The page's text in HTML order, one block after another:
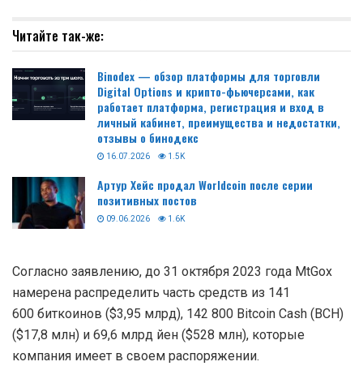
Читайте так-же:
Binodex — обзор платформы для торговли
Digital Options и крипто-фьючерсами, как
работает платформа, регистрация и вход в
личный кабинет, преимущества и недостатки,
отзывы о бинодекс
16.07.2026 1.5K
Артур Хейс продал Worldcoin после серии
позитивных постов
09.06.2026 1.6K
Согласно заявлению, до 31 октября 2023 года MtGox
намерена распределить часть средств из 141
600 биткоинов ($3,95 млрд), 142 800 Bitcoin Cash (BCH)
($17,8 млн) и 69,6 млрд йен ($528 млн), которые
компания имеет в своем распоряжении.